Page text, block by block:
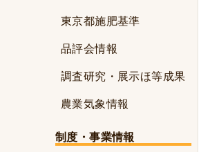
東京都施肥基準
品評会情報
調査研究・展示ほ等成果
農業気象情報
制度・事業情報